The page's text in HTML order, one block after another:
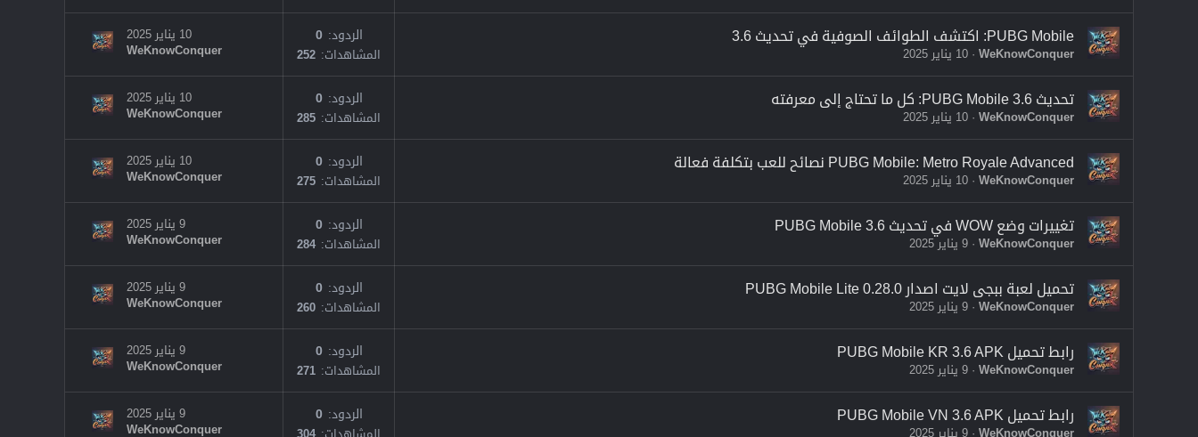
PUBG Mobile: اكتشف الطوائف الصوفية في تحديث 3.6
WeKnowConquer 10 يناير 2025
الردود 0
المشاهدات 252
10 يناير 2025
WeKnowConquer
تحديث PUBG Mobile 3.6: كل ما تحتاج إلى معرفته
WeKnowConquer 10 يناير 2025
الردود 0
المشاهدات 285
10 يناير 2025
WeKnowConquer
PUBG Mobile: Metro Royale Advanced نصائح للعب بتكلفة فعالة
WeKnowConquer 10 يناير 2025
الردود 0
المشاهدات 275
10 يناير 2025
WeKnowConquer
تغييرات وضع WOW في تحديث PUBG Mobile 3.6
WeKnowConquer 9 يناير 2025
الردود 0
المشاهدات 284
9 يناير 2025
WeKnowConquer
تحميل لعبة ببجى لايت اصدار PUBG Mobile Lite 0.28.0
WeKnowConquer 9 يناير 2025
الردود 0
المشاهدات 260
9 يناير 2025
WeKnowConquer
رابط تحميل PUBG Mobile KR 3.6 APK
WeKnowConquer 9 يناير 2025
الردود 0
المشاهدات 271
9 يناير 2025
WeKnowConquer
رابط تحميل PUBG Mobile VN 3.6 APK
WeKnowConquer 9 يناير 2025
الردود 0
المشاهدات 304
9 يناير 2025
WeKnowConquer